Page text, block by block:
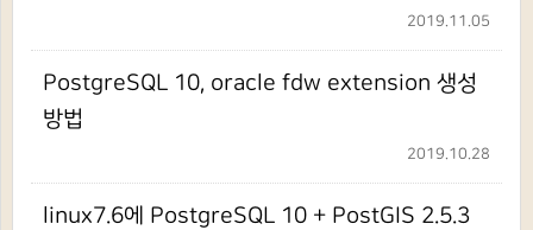
2019.11.05
PostgreSQL 10, oracle fdw extension 생성
방법
2019.10.28
linux7.6에 PostgreSQL 10 + PostGIS 2.5.3